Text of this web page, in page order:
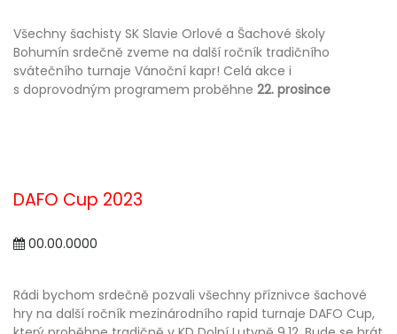
Všechny šachisty SK Slavie Orlové a Šachové školy
Bohumín srdečně zveme na další ročník tradičního
svátečního turnaje Vánoční kapr! Celá akce i
s doprovodným programem proběhne 22. prosince
DAFO Cup 2023
00.00.0000
Rádi bychom srdečně pozvali všechny příznivce šachové
hry na další ročník mezinárodního rapid turnaje DAFO Cup,